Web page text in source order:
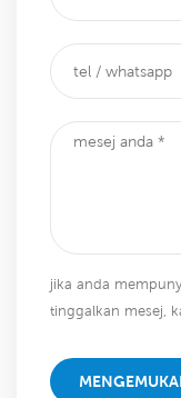
jika anda
tinggalkan mesej,